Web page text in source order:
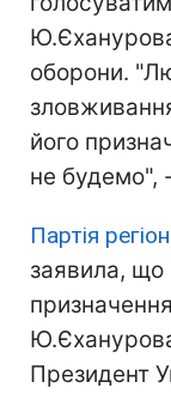
оборони.
його
не будемо",
Партія
заявила, що
Президент